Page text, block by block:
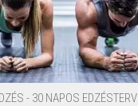
- 30 NAPOS EDZÉSTERV